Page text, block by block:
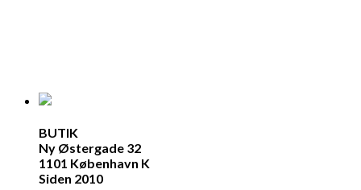
BUTIK
Ny Østergade 32
1101 København K
Siden 2010